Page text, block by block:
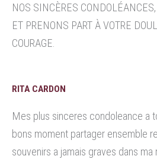
NOS SINCÈRES
ET PRENONS PART À VOTRE
COURAGE.
RITA CARDON
Mes plus sinceres condoleance a
bons moment partager ensemble
souvenirs a jamais graves dans ma